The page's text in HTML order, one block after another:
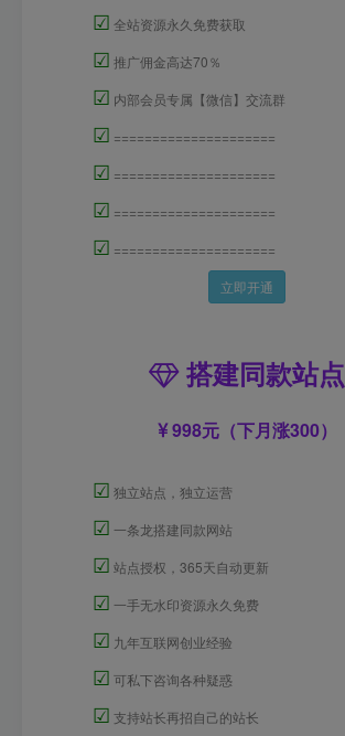
☑ 全站资源永久免费获取
☑ 推广佣金高达70％
☑ 内部会员专属【微信】交流群
☑ =====================
☑ =====================
☑ =====================
☑ =====================
立即开通
搭建同款站点
998元（下月涨300）
☑ 独立站点，独立运营
☑ 一条龙搭建同款网站
☑ 站点授权，365天自动更新
☑ 一手无水印资源永久免费
☑ 九年互联网创业经验
☑ 可私下咨询各种疑惑
☑ 支持站长再招自己的站长